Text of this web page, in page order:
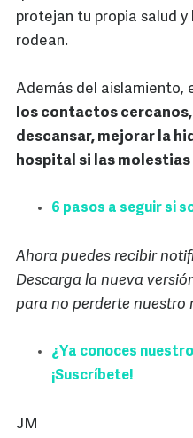
protejan tu propia salud
rodean.
Además del aislamiento,
los contactos
descansar, mejorar la
hospital si las molestias
6 pasos a seguir si
Ahora puedes recibir
Descarga la nueva
para no perderte nuestro
¿Ya conoces
¡Suscríbete!
JM